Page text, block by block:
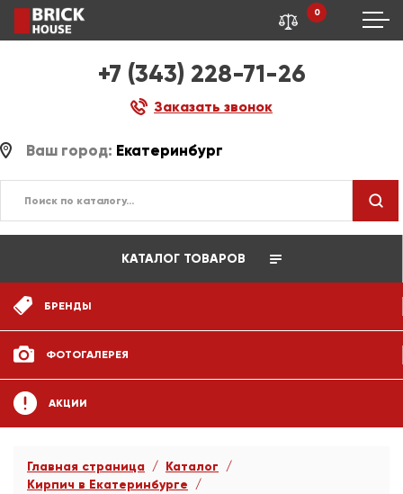
+7 (343) 228-71-26
Заказать звонок
0
Ваш город: Екатеринбург
КАТАЛОГ ТОВАРОВ
БРЕНДЫ
ФОТОГАЛЕРЕЯ
АКЦИИ
Главная страница
Каталог
Кирпич в Екатеринбурге